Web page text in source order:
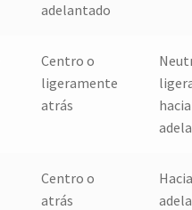
adelantado
Centro o
ligeramente
atrás
hacia
Centro o
atrás